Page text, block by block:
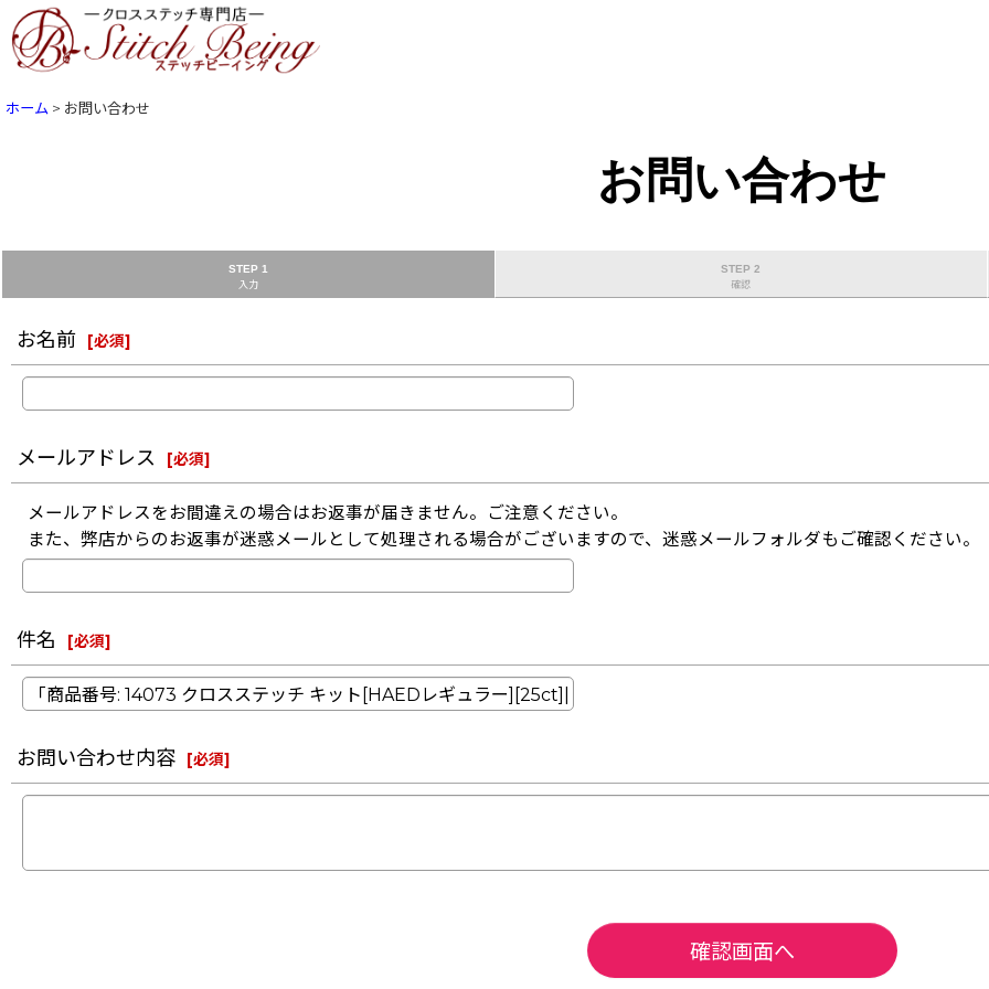
ホーム > お問い合わせ
お問い合わせ
STEP 1
入力
STEP 2
確認
お名前 [必須]
メールアドレス [必須]
メールアドレスをお間違えの場合はお返事が届きません。ご注意ください。
また、弊店からのお返事が迷惑メールとして処理される場合がございますので、迷惑メールフォルダもご確認ください。
件名 [必須]
お問い合わせ内容 [必須]
確認画面へ